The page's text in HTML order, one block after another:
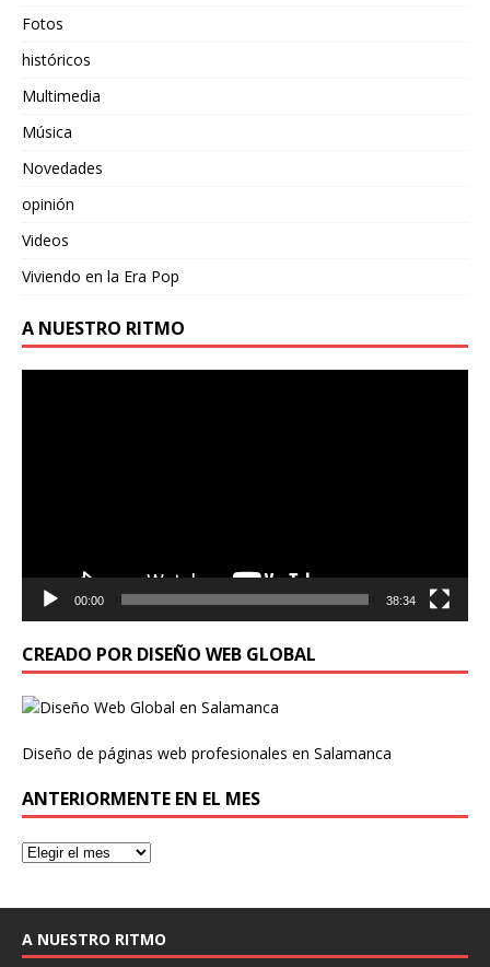
Fotos
históricos
Multimedia
Música
Novedades
opinión
Videos
Viviendo en la Era Pop
A NUESTRO RITMO
00:00 38:34
CREADO POR DISEÑO WEB GLOBAL
Diseño de páginas web profesionales en Salamanca
ANTERIORMENTE EN EL MES
A NUESTRO RITMO